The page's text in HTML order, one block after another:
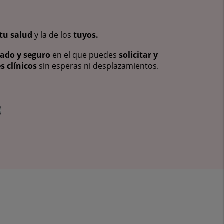
tu salud y la de los tuyos.
y seguro en el que puedes solicitar y
clínicos sin esperas ni desplazamientos.